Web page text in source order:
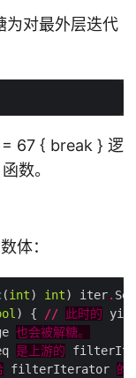
为对最外层迭代
67 { break } 逻
数。
体：
(int) int) iter.
) { // 此时的
也会被解糖。
是上游的
filterIterator 的